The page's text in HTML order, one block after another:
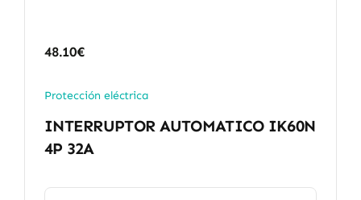
48.10€
Protección eléctrica
INTERRUPTOR AUTOMATICO IK60N
4P 32A